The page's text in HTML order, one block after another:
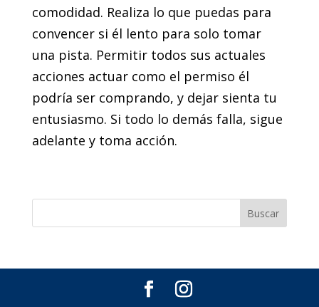
comodidad. Realiza lo que puedas para
convencer si él lento para solo tomar
una pista. Permitir todos sus actuales
acciones actuar como el permiso él
podría ser comprando, y dejar sienta tu
entusiasmo. Si todo lo demás falla, sigue
adelante y toma acción.